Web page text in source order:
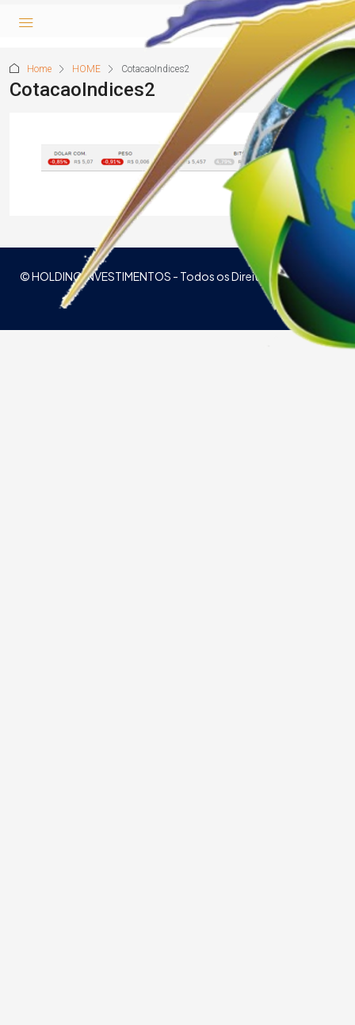
Home HOME CotacaoIndices2
CotacaoIndices2
© HOLDING INVESTIMENTOS - Todos os Direitos reservados.